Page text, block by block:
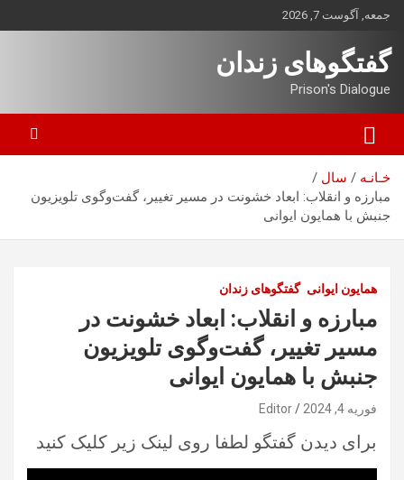
بروید
جمعه, آگوست 7, 2026
گفتگوهای زندان
Prison's Dialogue
خـانـه
سال
مبارزه و انقلاب: ابعاد خشونت در مسیر تغییر، گفت‌وگوی تلویزیون
جنبش با همایون ایوانی
همایون ایوانی گفتگوهای زندان
مبارزه و انقلاب: ابعاد خشونت در
مسیر تغییر، گفت‌وگوی تلویزیون
جنبش با همایون ایوانی
فوریه 4, 2024 Editor
برای دیدن گفتگو لطفا روی لینک زیر کلیک کنید